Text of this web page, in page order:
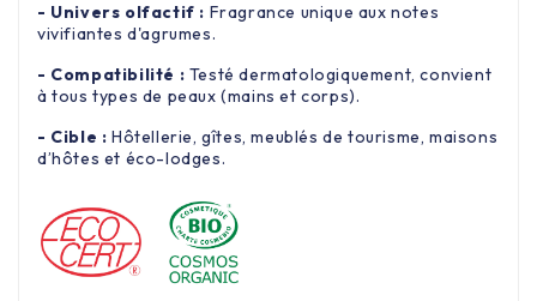
- Univers olfactif : Fragrance unique aux notes
vivifiantes d'agrumes.
- Compatibilité : Testé dermatologiquement, convient
à tous types de peaux (mains et corps).
- Cible : Hôtellerie, gîtes, meublés de tourisme, maisons
d’hôtes et éco-lodges.